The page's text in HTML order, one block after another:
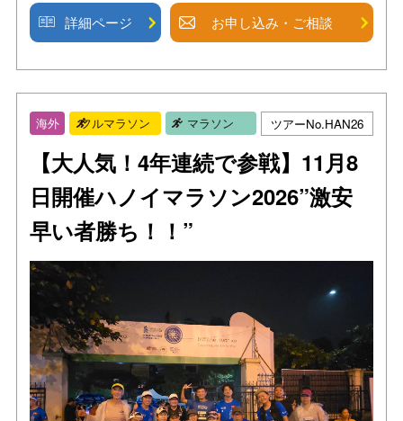
詳細ページ お申し込み・ご相談
海外 フルマラソン マラソン ツアーNo.HAN26
【大人気！4年連続で参戦】11月8
日開催ハノイマラソン2026”激安
早い者勝ち！！”